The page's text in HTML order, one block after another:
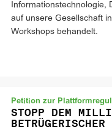
Informationstechnologie,
auf unsere Gesellschaft
Workshops behandelt.
Petition zur
STOPP DEM
BETRÜGERISCHER